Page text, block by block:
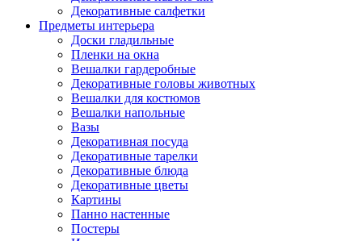
Декоративные салфетки
Предметы интерьера
Доски гладильные
Пленки на окна
Вешалки гардеробные
Декоративные головы животных
Вешалки для костюмов
Вешалки напольные
Вазы
Декоративная посуда
Декоративные тарелки
Декоративные блюда
Декоративные цветы
Картины
Панно настенные
Постеры